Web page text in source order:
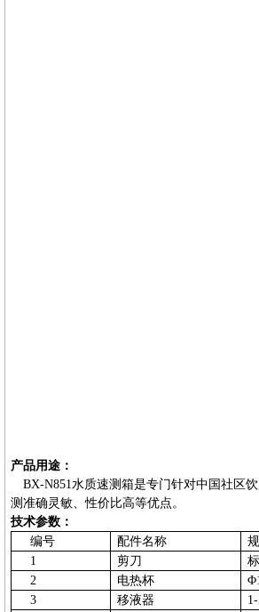
产品用途：
BX-N851水质速测箱是专门针对中国社区
测准确灵敏、性价比高等优点。
技术参数：
编号
配件名称
1
剪刀
2
电热杯
3
移液器